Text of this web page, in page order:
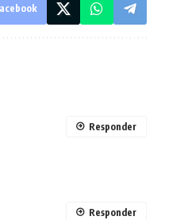
Responder
Responder